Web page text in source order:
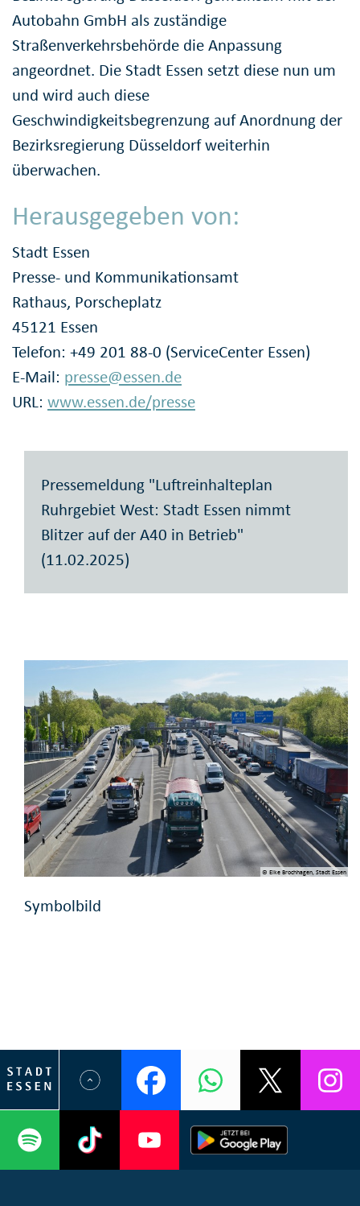
Autobahn GmbH als zuständige
Straßenverkehrsbehörde die Anpassung
angeordnet. Die Stadt Essen setzt diese nun um
und wird auch diese
Geschwindigkeitsbegrenzung auf Anordnung der
Bezirksregierung Düsseldorf weiterhin
überwachen.
Herausgegeben von:
Stadt Essen
Presse- und Kommunikationsamt
Rathaus, Porscheplatz
45121 Essen
Telefon: +49 201 88-0 (ServiceCenter Essen)
E-Mail: presse@essen.de
URL: www.essen.de/presse
Pressemeldung "Luftreinhalteplan
Ruhrgebiet West: Stadt Essen nimmt
Blitzer auf der A40 in Betrieb"
(11.02.2025)
© Elke Brochhagen, Stadt Essen
Symbolbild